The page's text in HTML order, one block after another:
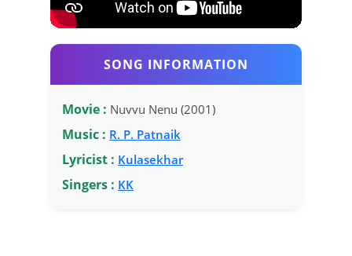
SONG INFORMATION
Movie : Nuvvu Nenu (2001)
Music : R. P. Patnaik
Lyricist : Kulasekhar
Singers : KK